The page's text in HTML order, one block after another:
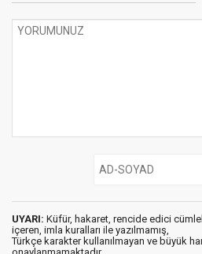
UYARI: Küfür, hakaret, rencide edici
içeren, imla kuralları ile yazılmamış,
Türkçe karakter kullanılmayan ve büyük